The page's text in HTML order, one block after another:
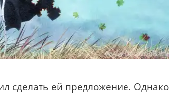
сделать ей предложение. Однако